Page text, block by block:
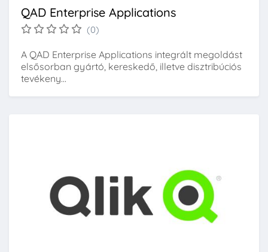
QAD Enterprise Applications
(0)
A QAD Enterprise Applications integrált megoldást
elsősorban gyártó, kereskedő, illetve disztribúciós
tevékeny...